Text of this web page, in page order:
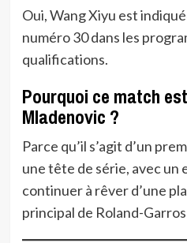
Oui, Wang Xiyu est
numéro 30 dans les
qualifications.
Pourquoi ce match
Mladenovic ?
Parce qu’il s’agit d’un
une tête de série, avec un
continuer à rêver d’une
principal de Roland-